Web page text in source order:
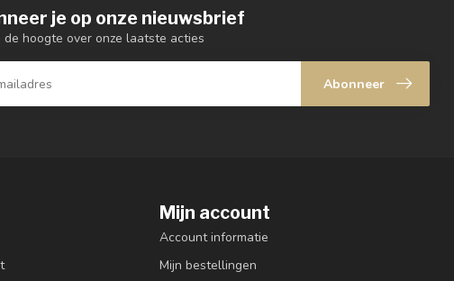
je op onze nieuwsbrief
de hoogte over onze laatste acties
Abonneer
Mijn account
Account informatie
Mijn bestellingen